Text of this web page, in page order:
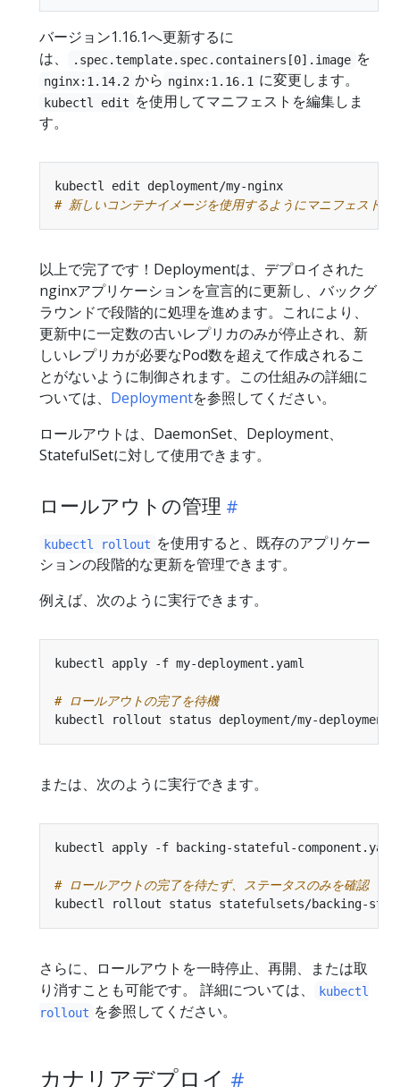
バージョン1.16.1へ更新するに
は、
.spec.template.spec.containers[0].image を
nginx:1.14.2 から nginx:1.16.1 に変更します。
kubectl edit を使用してマニフェストを編集しま
す。
# 新しいコンテナイメージを使用するようにマニフェストを
以上で完了です！Deploymentは、デプロイされた
nginxアプリケーションを宣言的に更新し、バックグ
ラウンドで段階的に処理を進めます。これにより、
更新中に一定数の古いレプリカのみが停止され、新
しいレプリカが必要なPod数を超えて作成されるこ
とがないように制御されます。この仕組みの詳細に
ついては、 Deploymentを参照してください。
ロールアウトは、DaemonSet、Deployment、
StatefulSetに対して使用できます。
ロールアウトの管理
kubectl rollout を使用すると、既存のアプリケー
ションの段階的な更新を管理できます。
例えば、次のように実行できます。
# ロールアウトの完了を待機
kubectl rollout status deployment/my-
または、次のように実行できます。
# ロールアウトの完了を待たず、ステータスのみを確認
kubectl rollout status statefulsets/backing-
さらに、ロールアウトを一時停止、再開、または取
り消すことも可能です。 詳細については、
kubectl
rollout を参照してください。
カナリアデプロイ